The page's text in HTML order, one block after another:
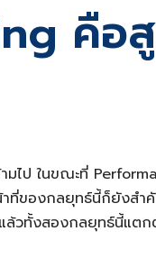
คือ
ไป ในขณะที่
าที่ของกลยุทธ์นี้ก็ยังส
วทั้งสองกลยุทธ์นี้แตก